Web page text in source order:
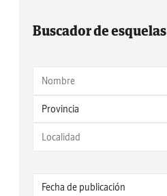
Buscador de esquelas